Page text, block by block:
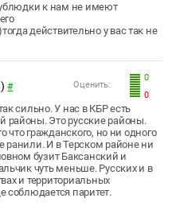
ублюдки к нам не имеют
действительно у вас так не
0
0
Оценить:
#
сильно. У нас в КБР есть
районы. Это русские районы.
что гражданского, но ни одного
ранили. И в Терском районе ни
бузит Баксанский и
чуть меньше. Русских и в
и территориальных
соблюдается паритет.